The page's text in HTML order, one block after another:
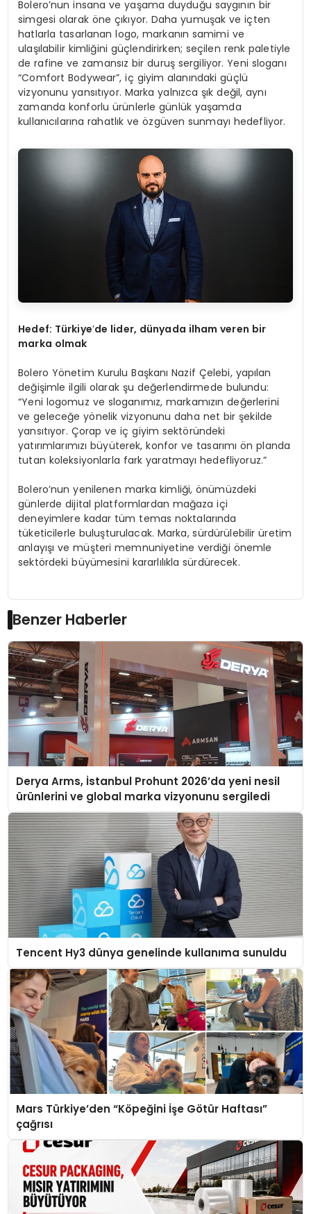
Bolero’nun insana ve yaşama duyduğu saygının bir
simgesi olarak öne çıkıyor. Daha yumuşak ve içten
hatlarla tasarlanan logo, markanın samimi ve
ulaşılabilir kimliğini güçlendirirken; seçilen renk paletiyle
de rafine ve zamansız bir duruş sergiliyor. Yeni sloganı
“Comfort Bodywear”, iç giyim alanındaki güçlü
vizyonunu yansıtıyor. Marka yalnızca şık değil, aynı
zamanda konforlu ürünlerle günlük yaşamda
kullanıcılarına rahatlık ve özgüven sunmayı hedefliyor.
Hedef: Türkiye’de lider, dünyada ilhamveren bir
marka olmak
Bolero Yönetim Kurulu Başkanı Nazif Çelebi, yapılan
değişimle ilgili olarak şu değerlendirmede bulundu:
“Yeni logomuz ve sloganımız, markamızın değerlerini
ve geleceğe yönelik vizyonunu daha net bir şekilde
yansıtıyor. Çorap ve iç giyim sektöründeki
yatırımlarımızı büyüterek, konfor ve tasarımı ön planda
tutan koleksiyonlarla fark yaratmayı hedefliyoruz.”
Bolero’nun yenilenen marka kimliği, önümüzdeki
günlerde dijital platformlardan mağaza içi
deneyimlere kadar tüm temas noktalarında
tüketicilerle buluşturulacak. Marka, sürdürülebilir üretim
anlayışı ve müşteri memnuniyetine verdiği önemle
sektördeki büyümesini kararlılıkla sürdürecek.
Benzer Haberler
Derya Arms, İstanbul Prohunt 2026’da yeni nesil
ürünlerini ve global marka vizyonunu sergiledi
Tencent Hy3 dünya genelinde kullanıma sunuldu
Mars Türkiye’den “Köpeğini İşe Götür Haftası”
çağrısı